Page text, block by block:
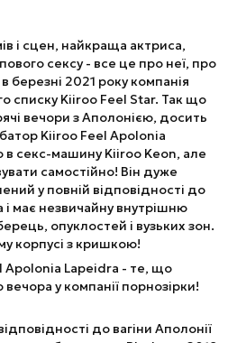
і сцен, найкраща актриса,
сексу - все це про неї, про
березні 2021 року компанія
списку Kiiroo Feel Star. Так що
вечори з Аполонією, досить
Kiiroo Feel Apolonia
в секс-машину Kiiroo Keon, але
самостійно! Він дуже
у повній відповідності до
і має незвичайну внутрішню
опуклостей і вузьких зон.
корпусі з кришкою!
Apolonia Lapeidra - те, що
у компанії порнозірки!
до вагіни Аполонії